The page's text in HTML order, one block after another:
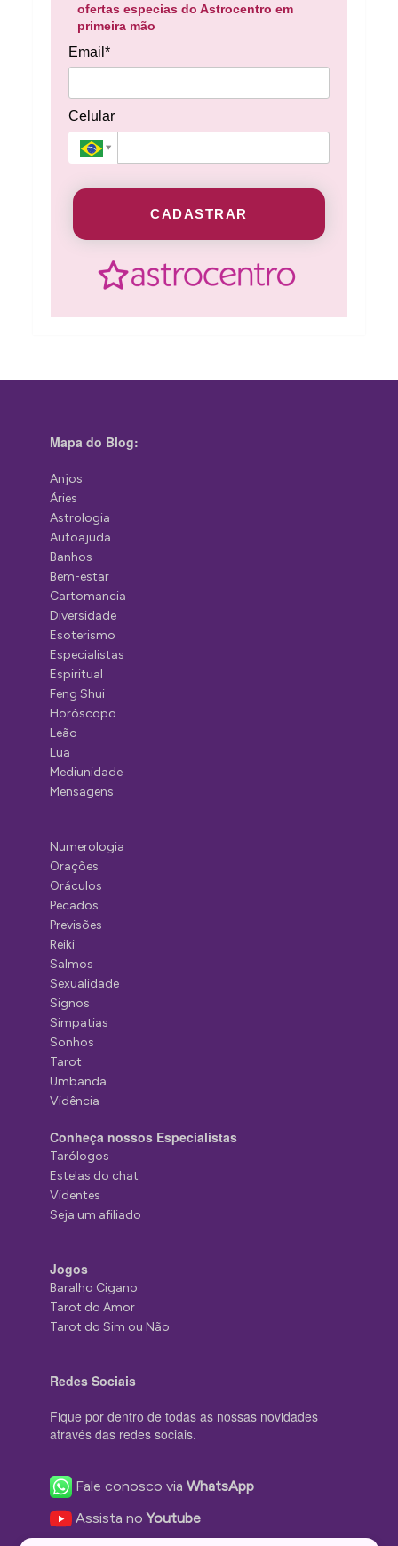
ofertas especias do Astrocentro em
primeira mão
Email*
Celular
CADASTRAR
Mapa do Blog:
Anjos
Áries
Astrologia
Autoajuda
Banhos
Bem-estar
Cartomancia
Diversidade
Esoterismo
Especialistas
Espiritual
Feng Shui
Horóscopo
Leão
Lua
Mediunidade
Mensagens
Numerologia
Orações
Oráculos
Pecados
Previsões
Reiki
Salmos
Sexualidade
Signos
Simpatias
Sonhos
Tarot
Umbanda
Vidência
Conheça nossos Especialistas
Tarólogos
Estelas do chat
Videntes
Seja um afiliado
Jogos
Baralho Cigano
Tarot do Amor
Tarot do Sim ou Não
Redes Sociais
Fique por dentro de todas as nossas novidades
através das redes sociais.
Fale conosco viaWhatsApp
Assista noYoutube